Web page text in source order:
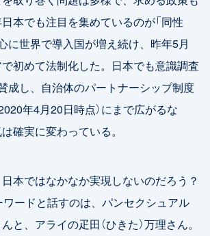
本でも注目を集めているのが「同性
に世界で導入国が増え続け、昨年5月
初めて法制化した。日本でも意識調査
賛成し、自治体のパートナーシップ制度
年4月20日時点）にまで広がるな
確実に変わっている。
本ではなかなか実現しないのだろう？
ードと話すのは、パンセクシュアル
と、アライの疋田（ひきた）万理さん。